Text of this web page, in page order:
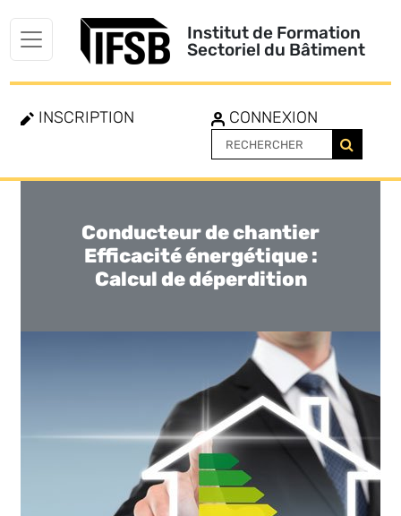
Institut de Formation
Sectoriel du Bâtiment
INSCRIPTION CONNEXION
Toggle
navigation
Conducteur de chantier
Efficacité énergétique :
Calcul de déperdition